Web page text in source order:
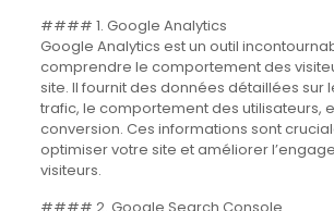
#### 1. Google Analytics
Google Analytics est un outil
comprendre le comportement des
site. Il fournit des données détaillées sur
trafic, le comportement des utilisateurs,
conversion. Ces informations sont
optimiser votre site et améliorer
visiteurs.